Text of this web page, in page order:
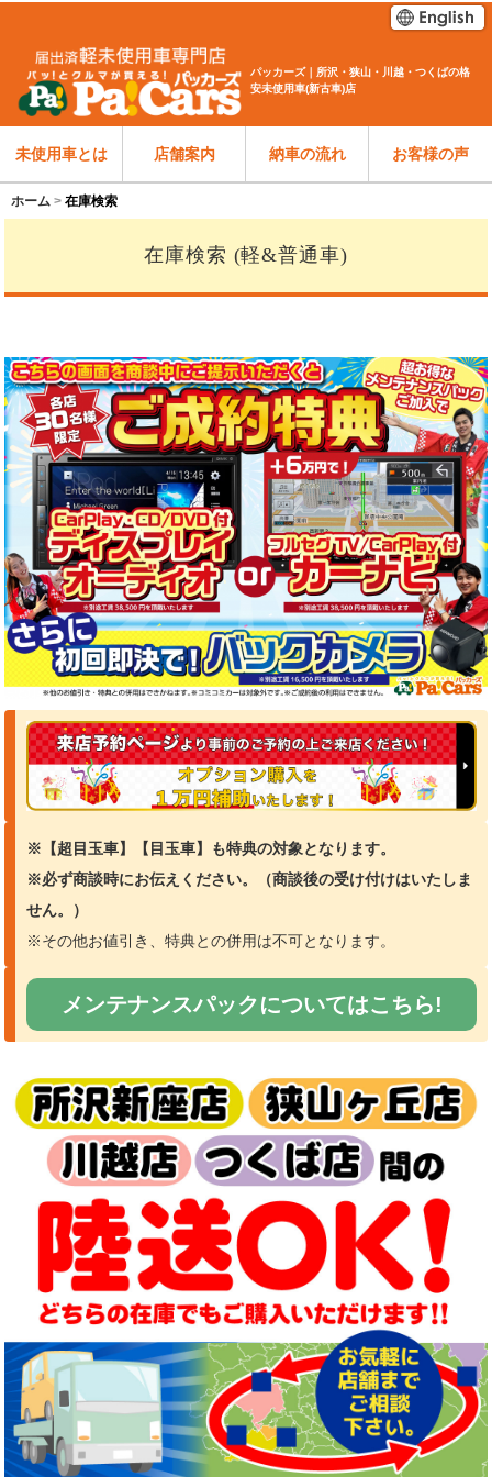
パッカーズ｜所沢・狭山・川越・つくばの格
安未使用車(新古車)店
未使用車とは 店舗案内 納車の流れ お客様の声
ホーム 在庫検索
在庫検索 (軽&普通車)
※【超目玉車】【目玉車】も特典の対象となります。
※必ず商談時にお伝えください。（商談後の受け付けはいたしま
せん。）
※その他お値引き、特典との併用は不可となります。
メンテナンスパックについてはこちら!